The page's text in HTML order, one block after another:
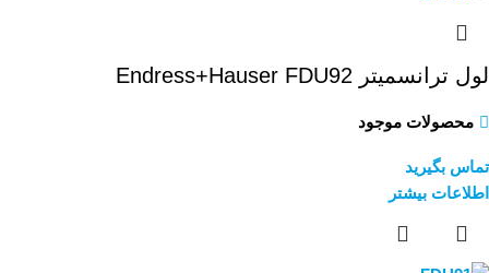
لول ترانسمیتر Endress+Hauser FDU92
محصولات موجود
تماس بگیرید
اطلاعات بیشتر